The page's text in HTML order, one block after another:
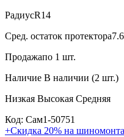
РадиусR14
Сред. остаток протектора
Продажапо 1 шт.
Наличие В наличии (2 шт.)
Низкая Высокая Средняя
Код: Сам1-50751
+Скидка 20% на